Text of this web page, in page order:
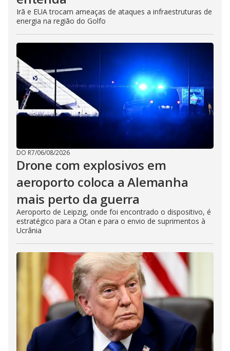
Irã e EUA trocam ameaças de ataques a infraestruturas de
energia na região do Golfo
DO R7/06/08/2026
Drone com explosivos em
aeroporto coloca a Alemanha
mais perto da guerra
Aeroporto de Leipzig, onde foi encontrado o dispositivo, é
estratégico para a Otan e para o envio de suprimentos à
Ucrânia